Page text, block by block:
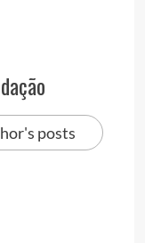
posts